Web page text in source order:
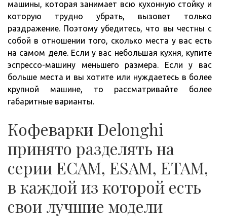
машины, которая занимает всю кухонную стойку и
которую трудно убрать, вызовет только
раздражение. Поэтому убедитесь, что вы честны с
собой в отношении того, сколько места у вас есть
на самом деле. Если у вас небольшая кухня, купите
эспрессо-машину меньшего размера. Если у вас
больше места и вы хотите или нуждаетесь в более
крупной машине, то рассматривайте более
габаритные варианты.
Кофеварки Delonghi
принято разделять на
серии ECAM, ESAM, ETAM,
в каждой из которой есть
свои лучшие модели